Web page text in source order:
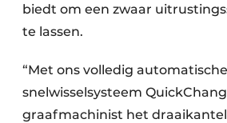
biedt om een zwaar
te lassen.
“Met ons volledig automatische
snelwisselsysteem
graafmachinist het